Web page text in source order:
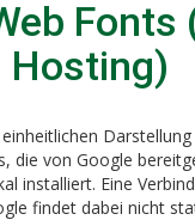
Fonts
Hosting)
die von Google
installiert. Eine
findet dabei nicht